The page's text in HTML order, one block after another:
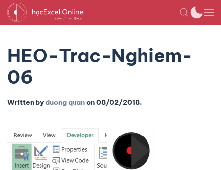
HEO-Trac-Nghiem-
06
Written byduong quanon08/02/2018.